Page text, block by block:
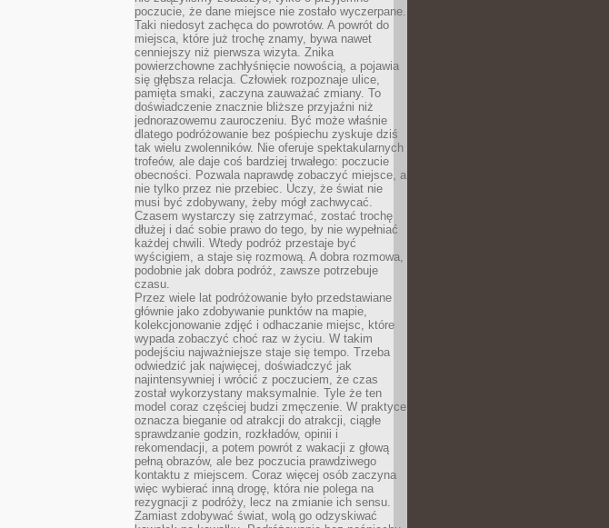
poczucie, że dane miejsce nie zostało wyczerpane.
Taki niedosyt zachęca do powrotów. A powrót do
miejsca, które już trochę znamy, bywa nawet
cenniejszy niż pierwsza wizyta. Znika
powierzchowne zachłyśnięcie nowością, a pojawia
się głębsza relacja. Człowiek rozpoznaje ulice,
pamięta smaki, zaczyna zauważać zmiany. To
doświadczenie znacznie bliższe przyjaźni niż
jednorazowemu zauroczeniu. Być może właśnie
dlatego podróżowanie bez pośpiechu zyskuje dziś
tak wielu zwolenników. Nie oferuje spektakularnych
trofeów, ale daje coś bardziej trwałego: poczucie
obecności. Pozwala naprawdę zobaczyć miejsce, a
nie tylko przez nie przebiec. Uczy, że świat nie
musi być zdobywany, żeby mógł zachwycać.
Czasem wystarczy się zatrzymać, zostać trochę
dłużej i dać sobie prawo do tego, by nie wypełniać
każdej chwili. Wtedy podróż przestaje być
wyścigiem, a staje się rozmową. A dobra rozmowa,
podobnie jak dobra podróż, zawsze potrzebuje
czasu.
Przez wiele lat podróżowanie było przedstawiane
głównie jako zdobywanie punktów na mapie,
kolekcjonowanie zdjęć i odhaczanie miejsc, które
wypada zobaczyć choć raz w życiu. W takim
podejściu najważniejsze staje się tempo. Trzeba
odwiedzić jak najwięcej, doświadczyć jak
najintensywniej i wrócić z poczuciem, że czas
został wykorzystany maksymalnie. Tyle że ten
model coraz częściej budzi zmęczenie. W praktyce
oznacza bieganie od atrakcji do atrakcji, ciągłe
sprawdzanie godzin, rozkładów, opinii i
rekomendacji, a potem powrót z wakacji z głową
pełną obrazów, ale bez poczucia prawdziwego
kontaktu z miejscem. Coraz więcej osób zaczyna
więc wybierać inną drogę, która nie polega na
rezygnacji z podróży, lecz na zmianie ich sensu.
Zamiast zdobywać świat, wolą go odzyskiwać